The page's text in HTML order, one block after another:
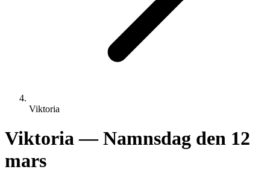
Viktoria
Viktoria— Namnsdag den 12
mars